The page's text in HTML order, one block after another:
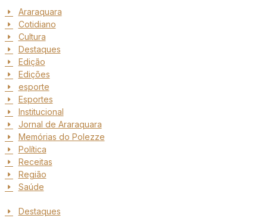
Araraquara
Cotidiano
Cultura
Destaques
Edição
Edições
esporte
Esportes
Institucional
Jornal de Araraquara
Memórias do Polezze
Política
Receitas
Região
Saúde
Destaques